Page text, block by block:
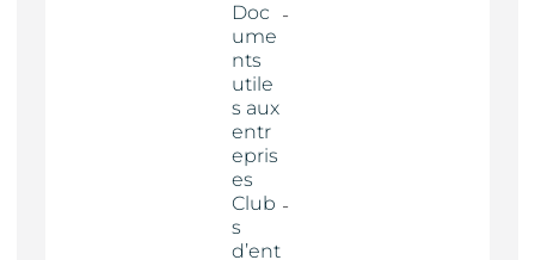
Doc
ume
nts
utile
s aux
entr
epris
es
Club
s
d’ent